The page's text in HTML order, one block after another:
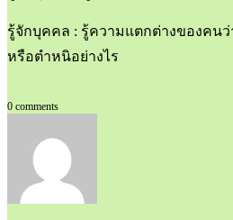
รู้จักบุคคล : รู้ความแตกต่างของคน
หรือตำหนิอย่างไร
0 comments